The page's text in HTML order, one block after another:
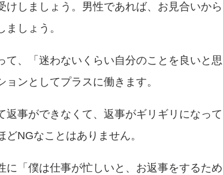
しましょう。男性であれば、お見合いから
しょう。
、「迷わないくらい自分のことを良いと思
ンとしてプラスに働きます。
事ができなくて、返事がギリギリになって
NGなことはありません。
「僕は仕事が忙しいと、お返事をするため